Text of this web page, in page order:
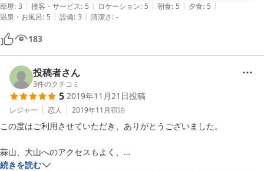
食事も大満足でした！
生ラムのジンギスカンは柔らかくて臭みも全然なく今まで食べたジンギ
スカンの中で一番美味しいかったです。
ミニトマトのマリネやお漬物も最高でした！
今度はモリアオガエルの時期に行くんだ！と息子がはりきっています
（笑）
部屋: 3 | 接客・サービス: 5 | ロケーション: 5 | 朝食: 5 | 夕食: 5 |
温泉・お風呂: 5 | 設備: 3 | 清潔さ: -
183
投稿者さん
3件のクチコミ
5 2019年11月21日投稿
レジャー 恋人 2019年11月宿泊
この度はご利用させていただき、ありがとうございました。
蒜山、大山へのアクセスもよく、
何より私たちはご家族の温かい雰囲気にとても癒されました。
続きを読む